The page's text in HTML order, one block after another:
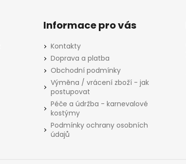
Informace pro vás
Kontakty
Doprava a platba
Obchodní podmínky
Výměna / vrácení zboží - jak
postupovat
Péče a údržba - karnevalové
kostýmy
Podmínky ochrany osobních
údajů